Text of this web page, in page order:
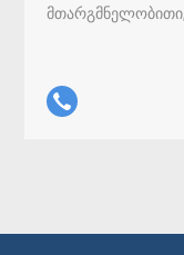
მთარგმნელობითი